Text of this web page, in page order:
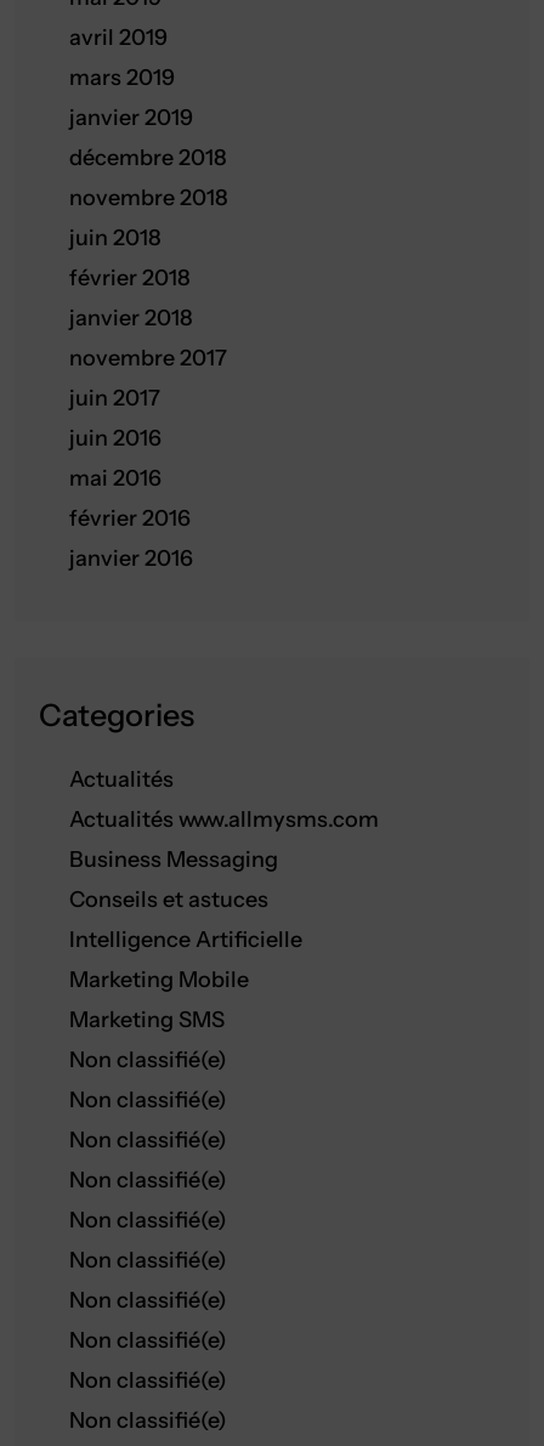
avril 2019
mars 2019
janvier 2019
décembre 2018
novembre 2018
juin 2018
février 2018
janvier 2018
novembre 2017
juin 2017
juin 2016
mai 2016
février 2016
janvier 2016
Categories
Actualités
Actualités www.allmysms.com
Business Messaging
Conseils et astuces
Intelligence Artificielle
Marketing Mobile
Marketing SMS
Non classifié(e)
Non classifié(e)
Non classifié(e)
Non classifié(e)
Non classifié(e)
Non classifié(e)
Non classifié(e)
Non classifié(e)
Non classifié(e)
Non classifié(e)